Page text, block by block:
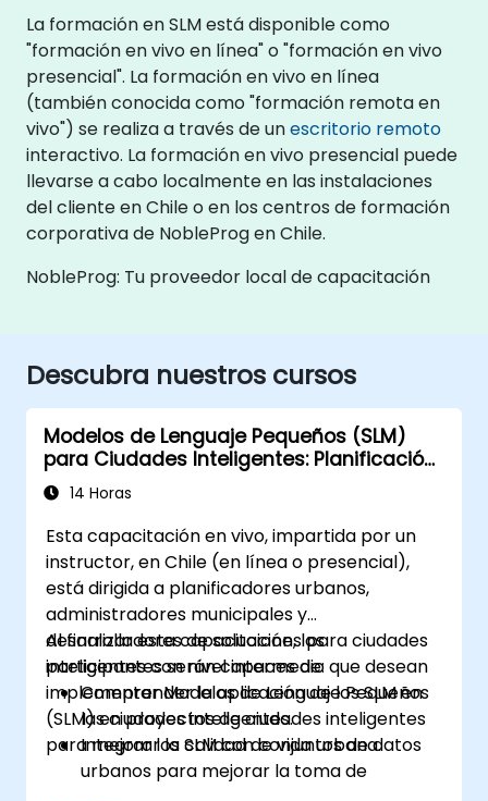
La formación en SLM está disponible como
"formación en vivo en línea" o "formación en vivo
presencial". La formación en vivo en línea
(también conocida como "formación remota en
vivo") se realiza a través de unescritorio remoto
interactivo. La formación en vivo presencial puede
llevarse a cabo localmente en las instalaciones
del cliente en Chile o en los centros de formación
corporativa de NobleProg en Chile.
NobleProg: Tu proveedor local de capacitación
Descubra nuestros cursos
Modelos de Lenguaje Pequeños (SLM)
para Ciudades Inteligentes: Planificación
y Gestión Urbana con IA
14 Horas
Esta capacitación en vivo, impartida por un
instructor, en Chile (en línea o presencial),
está dirigida a planificadores urbanos,
administradores municipales y
desarrolladores de soluciones para ciudades
inteligentes con nivel intermedio que desean
implementar Modelos de Lenguaje Pequeños
(SLM) en proyectos de ciudades inteligentes
para mejorar la calidad de vida urbana.
Al finalizar esta capacitación, los
participantes serán capaces de:
Comprender la aplicación de los SLM en
las ciudades inteligentes.
Integrar los SLM con conjuntos de datos
urbanos para mejorar la toma de